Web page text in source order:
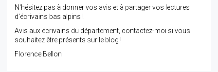
N'hésitez pas à donner vos avis et à partager vos lectures
d'écrivains bas alpins !
Avis aux écrivains du département, contactez-moi si vous
souhaitez être présents sur le blog !
Florence Bellon